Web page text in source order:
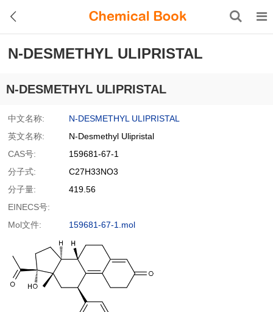
N-DESMETHYL ULIPRISTAL
N-DESMETHYL ULIPRISTAL
中文名称:
N-DESMETHYL ULIPRISTAL
英文名称:
N-Desmethyl Ulipristal
CAS号:
159681-67-1
分子式:
C27H33NO3
分子量:
419.56
EINECS号:
Mol文件:
159681-67-1.mol